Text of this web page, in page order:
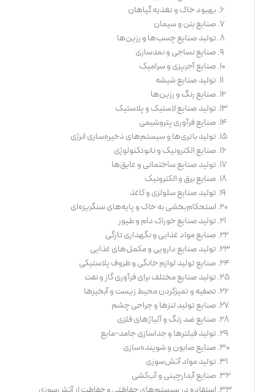
بهبود خاک و تغذیه گیاهان
صنایع بتن و سیمان
تولید صنایع چسب‌ها و رزین‌ها
صنایع نساجی و نمد‌سازی
صنایع آجرپزی و سرامیک
تولید صنایع شیشه
صنایع رنگ و رزین‌ها
تولید صنایع لاستیک و پلاستیک
صنایع فرآوری پتروشیمی
تولید باتری‌ها و سیستم‌های ذخیره‌سازی انرژی
صنایع الکترونیک و نانوتکنولوژی
تولید صنایع ساختمانی و عایق‌ها
صنایع برق و الکترونیک
تولید صنایع سلولزی و کاغذ
استحکام‌بخشی به خاک و پایه‌های سنگریزه‌ای
تولید صنایع خوراک دام و طیور
صنایع مواد غذایی و نگهداری تازگی
تولید صنایع دارویی و مکمل‌های غذایی
صنایع تولید لوازم خانگی و ظروف پلاستیکی
تولید صنایع مختلف برای فرآوری گاز و نفت
تصفیه و تمیزکردن محیط زیست و آبخیزها
صنایع تولید لنزها و جراحی چشم
صنایع ضد زنگ و آلیاژهای فلزی
تولید فیلترها و جداسازی جامد-مایع
صنایع صابون و شوینده‌سازی
تولید مواد آتش‌سوزی
صنایع آبدارچینی و آب‌کشی